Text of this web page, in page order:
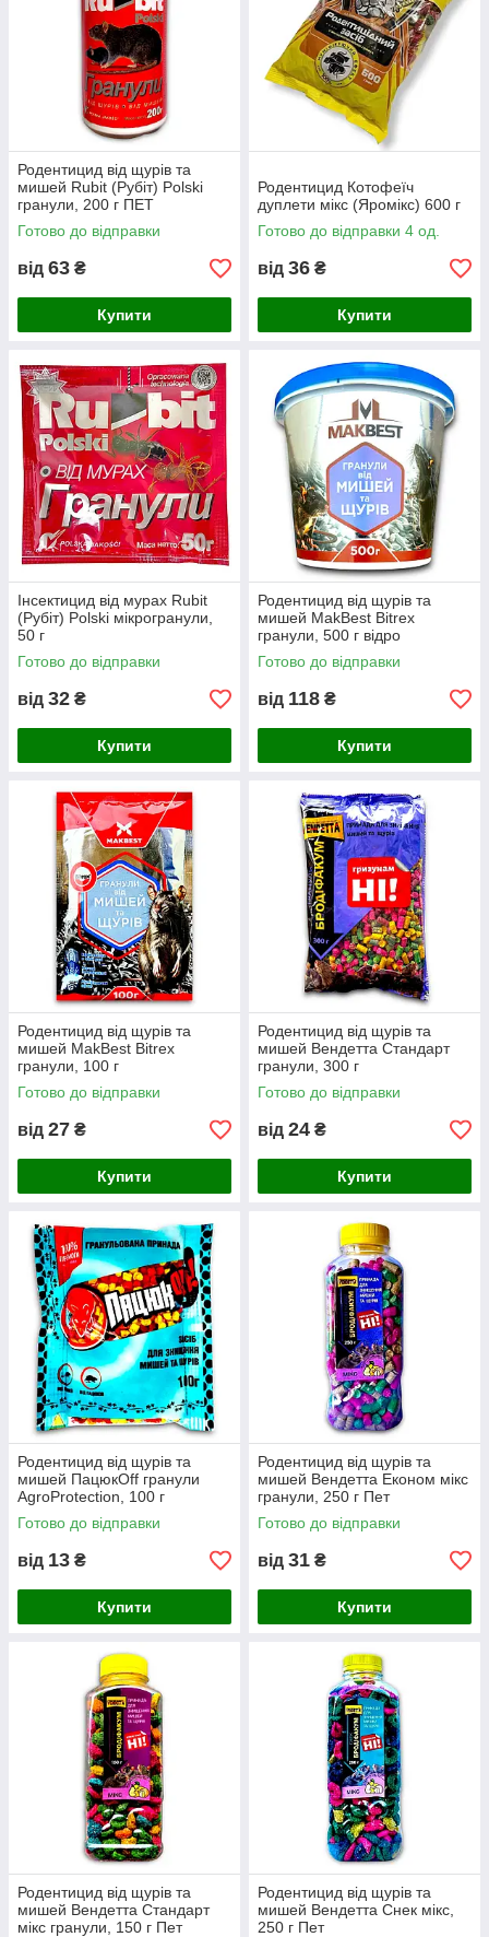
Родентицид від щурів та
мишей Rubit (Рубіт) Polski
гранули, 200 г ПЕТ
Готово до відправки
від 63 ₴
Купити
Родентицид Котофеїч
дуплети мікс (Яромікс) 600 г
Готово до відправки 4 од.
від 36 ₴
Купити
Інсектицид від мурах Rubit
(Рубіт) Polski мікрогранули,
50 г
Готово до відправки
від 32 ₴
Купити
Родентицид від щурів та
мишей MakBest Bitrex
гранули, 500 г відро
Готово до відправки
від 118 ₴
Купити
Родентицид від щурів та
мишей MakBest Bitrex
гранули, 100 г
Готово до відправки
від 27 ₴
Купити
Родентицид від щурів та
мишей Вендетта Стандарт
гранули, 300 г
Готово до відправки
від 24 ₴
Купити
Родентицид від щурів та
мишей ПацюкOff гранули
AgroProtection, 100 г
Готово до відправки
від 13 ₴
Купити
Родентицид від щурів та
мишей Вендетта Економ мікс
гранули, 250 г Пет
Готово до відправки
від 31 ₴
Купити
Родентицид від щурів та
мишей Вендетта Стандарт
мікс гранули, 150 г Пет
Родентицид від щурів та
мишей Вендетта Снек мікс,
250 г Пет